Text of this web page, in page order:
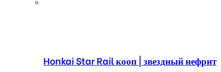
Honkai Star Rail кооп | звездный нефрит